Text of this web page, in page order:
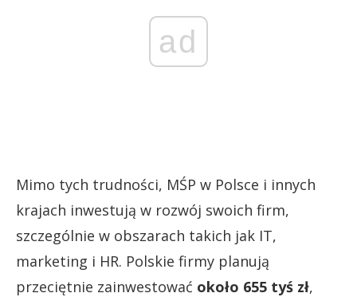
ad
Mimo tych trudności, MŚP w Polsce i innych
krajach inwestują w rozwój swoich firm,
szczególnie w obszarach takich jak IT,
marketing i HR. Polskie firmy planują
przeciętnie zainwestować około 655 tyś zł,